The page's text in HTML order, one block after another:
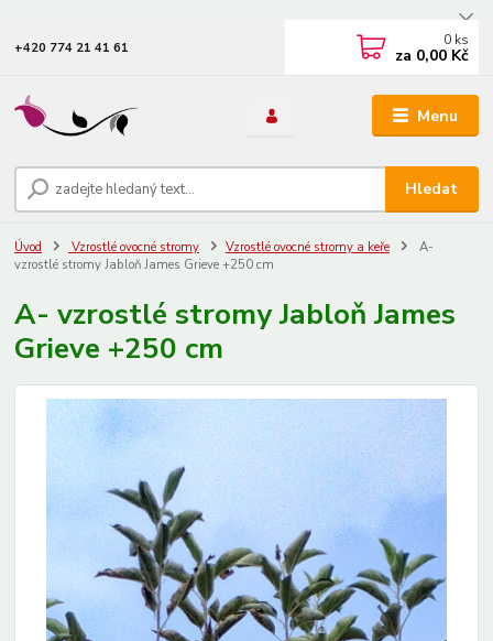
Menu
Hledat
+420 774 21 41 61 0 ks
za 0,00 Kč
Úvod Vzrostlé ovocné stromy Vzrostlé ovocné stromy a keře
A-
vzrostlé stromy Jabloň James Grieve +250 cm
A- vzrostlé stromy Jabloň James
Grieve +250 cm